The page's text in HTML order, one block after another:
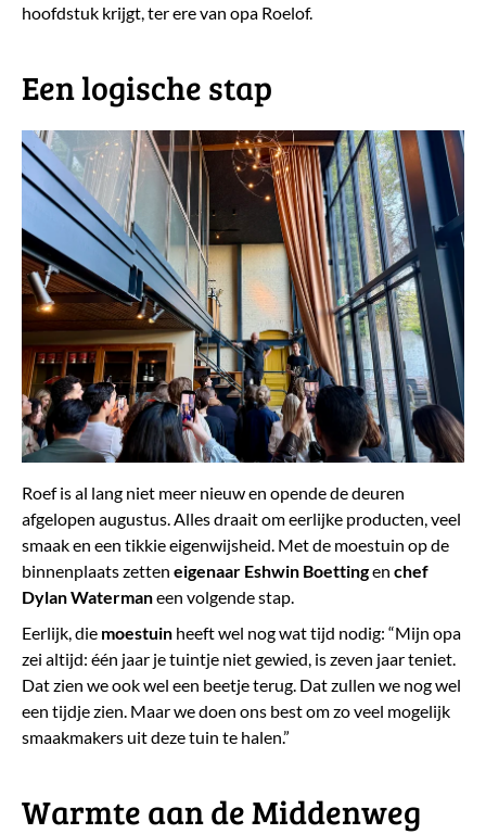
hoofdstuk krijgt, ter ere van opa Roelof.
​Een logische stap
Roef is al lang niet meer nieuw en opende de deuren
afgelopen augustus. Alles draait om eerlijke producten, veel
smaak en een tikkie eigenwijsheid. Met de moestuin op de
binnenplaats zetten eigenaar Eshwin Boettingen chef
Dylan Watermaneen volgende stap.
Eerlijk, die moestuin heeft wel nog wat tijd nodig: “Mijn opa
zei altijd: één jaar je tuintje niet gewied, is zeven jaar teniet.
Dat zien we ook wel een beetje terug. Dat zullen we nog wel
een tijdje zien. Maar we doen ons best om zo veel mogelijk
smaakmakers uit deze tuin te halen.”
​Warmte aan de Middenweg